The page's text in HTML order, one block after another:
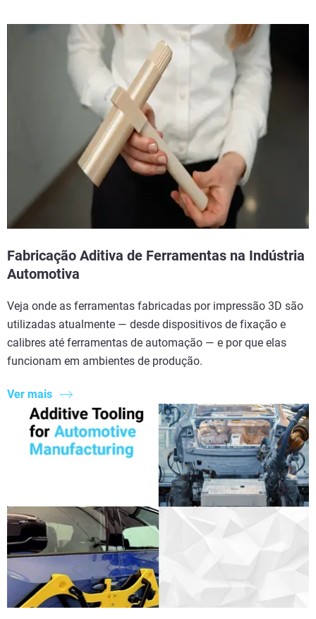
Fabricação Aditiva de Ferramentas na Indústria
Automotiva
Veja onde as ferramentas fabricadas por impressão 3D são
utilizadas atualmente — desde dispositivos de fixação e
calibres até ferramentas de automação — e por que elas
funcionam em ambientes de produção.
Ver mais